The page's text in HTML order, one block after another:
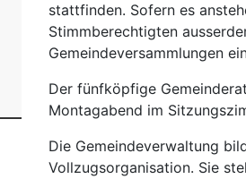
stattfinden. Sofern es
Stimmberechtigten
Gemeindeversammlungen
Der fünfköpfige
Montagabend im
Die Gemeindeverwaltung
Vollzugsorganisation. Sie